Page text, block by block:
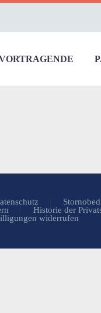
Historie der
widerrufen